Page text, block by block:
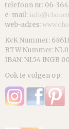
telefoon nr: 06-
e-mail:
web-adres:
KvK Nummer:
BTW Nummer:
IBAN: NL54 INGB
Ook te volgen op: